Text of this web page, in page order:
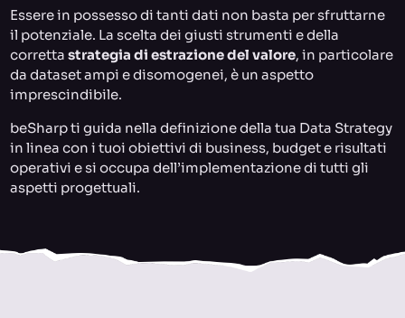
Essere in possesso di tanti dati non basta per sfruttarne
il potenziale. La scelta dei giusti strumenti e della
correttastrategia di estrazione del valore, in particolare
da dataset ampi e disomogenei, è un aspetto
imprescindibile.
beSharp ti guida nella definizione della tua Data Strategy
in linea con i tuoi obiettivi di business, budget e risultati
operativi e si occupa dell’implementazione di tutti gli
aspetti progettuali.